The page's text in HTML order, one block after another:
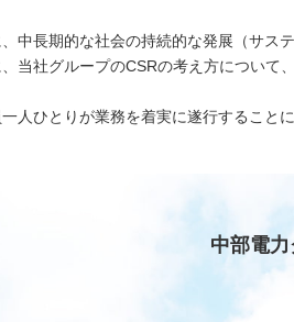
中長期的な社会の持続的な発展（サス
当社グループのCSRの考え方について
人ひとりが業務を着実に遂行すること
中部電